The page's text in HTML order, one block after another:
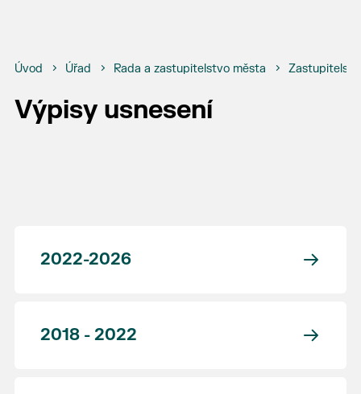
Úvod Úřad Rada a zastupitelstvo města
Výpisy usnesení
2022-2026
2018 - 2022